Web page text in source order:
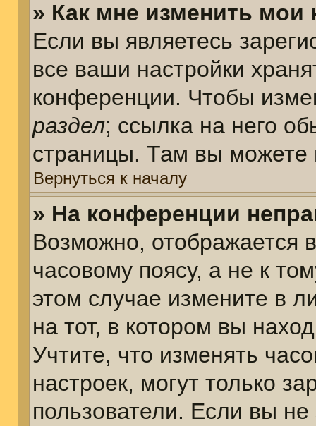
» Как мне изменить мои
Если вы являетесь
все ваши настройки
конференции. Чтобы
раздел; ссылка на него
страницы. Там вы можете
Вернуться к началу
» На конференции
Возможно, отображается
часовому поясу, а не к
этом случае измените в
на тот, в котором вы
Учтите, что изменять
настроек, могут только
пользователи. Если вы